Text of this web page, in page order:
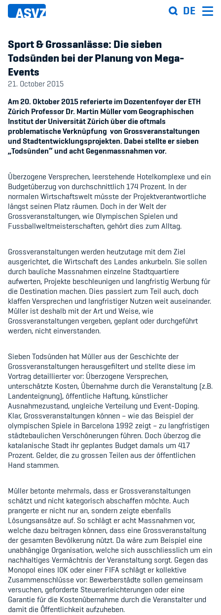
Skip
DE
Sportfahrplan
Sportarten
Sportanlagen
Events
ASVZ@home
Member's Manual / FAQ
Fairplay
Teilnahmeberechtigung
Academy
Blog
Diversität & Inklusion
Infomails
Kinderbetreuung
Schwangerschaft & Sport
Spitzensport & Studium
Organisation
Team
Sport & Grossanlässe: Die sieben
Todsünden bei der Planung von Mega-
Events
21. October 2015
Am 20. Oktober 2015 referierte im Dozentenfoyer der ETH
Zürich Professor Dr. Martin Müller vom Geographischen
Institut der Universität Zürich über die oftmals
problematische Verknüpfung von Grossveranstaltungen
und Stadtentwicklungsprojekten. Dabei stellte er sieben
„Todsünden“ und acht Gegenmassnahmen vor.
Überzogene Versprechen, leerstehende Hotelkomplexe und ein
Budgetüberzug von durchschnittlich 174 Prozent. In der
normalen Wirtschaftswelt müsste der Projektverantwortliche
längst seinen Platz räumen. Doch in der Welt der
Grossveranstaltungen, wie Olympischen Spielen und
Fussballweltmeisterschaften, gehört dies zum Alltag.
Grossveranstaltungen werden heutzutage mit dem Ziel
ausgerichtet, die Wirtschaft des Landes ankurbeln. Sie sollen
durch bauliche Massnahmen einzelne Stadtquartiere
aufwerten, Projekte beschleunigen und langfristig Werbung für
die Destination machen. Dies passiert zum Teil auch, doch
klaffen Versprechen und langfristiger Nutzen weit auseinander.
Müller ist deshalb mit der Art und Weise, wie
Grossveranstaltungen vergeben, geplant oder durchgeführt
werden, nicht einverstanden.
Sieben Todsünden hat Müller aus der Geschichte der
Grossveranstaltungen herausgefiltert und stellte diese im
Vortrag detaillierter vor: Überzogene Versprechen,
unterschätzte Kosten, Übernahme durch die Veranstaltung (z.B.
Landenteignung), öffentliche Haftung, künstlicher
Ausnahmezustand, ungleiche Verteilung und Event-Doping.
Klar, Grossveranstaltungen können – wie das Beispiel der
olympischen Spiele in Barcelona 1992 zeigt – zu langfristigen
städtebaulichen Verschönerungen führen. Doch überzog die
katalanische Stadt ihr geplantes Budget damals um 417
Prozent. Gelder, die zu grossen Teilen aus der öffentlichen
Hand stammen.
Müller betonte mehrmals, dass er Grossveranstaltungen
schätzt und nicht kategorisch abschaffen möchte. Auch
prangerte er nicht nur an, sondern zeigte ebenfalls
Lösungsansätze auf. So schlägt er acht Massnahmen vor,
welche dazu beitragen können, dass eine Grossveranstaltung
der gesamten Bevölkerung nützt. Da wäre zum Beispiel eine
unabhängige Organisation, welche sich ausschliesslich um ein
nachhaltiges Vermächtnis der Veranstaltung sorgt. Gegen das
Monopol eines IOK oder einer FIFA schlägt er kollektive
Zusammenschlüsse vor: Bewerberstädte sollen gemeinsam
versuchen, geforderte Steuererleichterungen oder eine
Garantie für die Kostenübernahme durch die Veranstalter und
damit die Öffentlichkeit aufzuheben.